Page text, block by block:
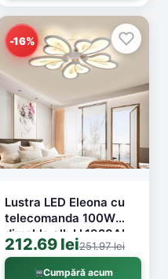
-16%
Lustra LED Eleona cu
telecomanda 100W
dimabla alb LL1928AL
212.69 lei251.97 lei
Cumpără acum